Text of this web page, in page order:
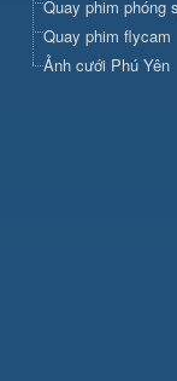
Quay phim phóng
Quay phim flycam
Ảnh cưới Phú Yên